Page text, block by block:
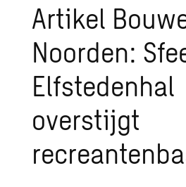
Artikel
Noorden:
Elfstedenhal
overstijgt